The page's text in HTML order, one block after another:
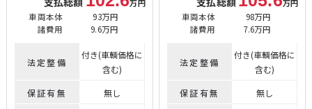
万円
車両本体
93万円
諸費用
9.6万円
法定整備
付き(車輌価格に
含む)
保証有無
無し
万円
車両本体
98万円
諸費用
7.6万円
法定整備
付き(車輌価格に
含む)
保証有無
無し